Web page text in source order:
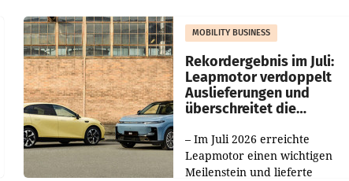
Die beiden Standorte liegen in
Haag sowie im rund
MOBILITY BUSINESS
Rekordergebnis im Juli:
Leapmotor verdoppelt
Auslieferungen und
überschreitet die
– Im Juli 2026 erreichte
Leapmotor einen wichtigen
Meilenstein und lieferte